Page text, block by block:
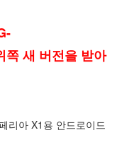
쪽 새 버전을 받아
리아 X1용 안드로이드